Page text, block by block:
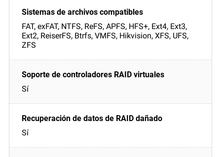
FAT, exFAT, NTFS, ReFS, APFS, HFS+, Ext4, Ext3,
Ext2, ReiserFS, Btrfs, VMFS, Hikvision, XFS, UFS,
ZFS
Sí
Sí